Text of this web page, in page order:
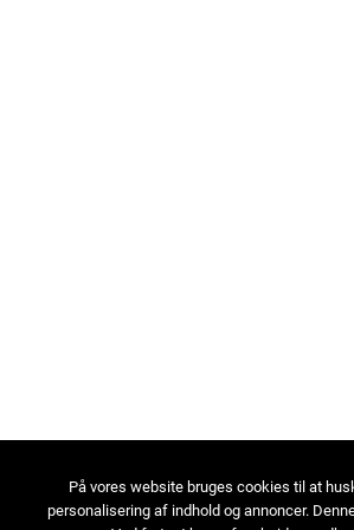
På vores website bruges cookies til at
personalisering af indhold og annoncer.